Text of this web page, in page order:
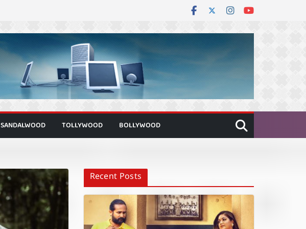
SANDALWOOD TOLLYWOOD BOLLYWOOD
Recent Posts